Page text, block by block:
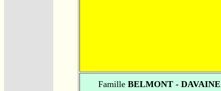
Famille BELMONT - DAVAINE